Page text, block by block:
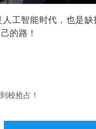
人工智能时代，也是
的路！
校抢占！